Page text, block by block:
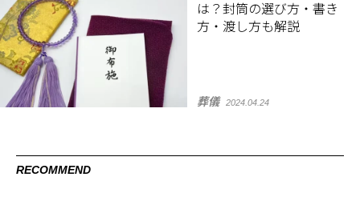
は？封筒の選び方・書き
方・渡し方も解説
葬儀 2024.04.24
RECOMMEND